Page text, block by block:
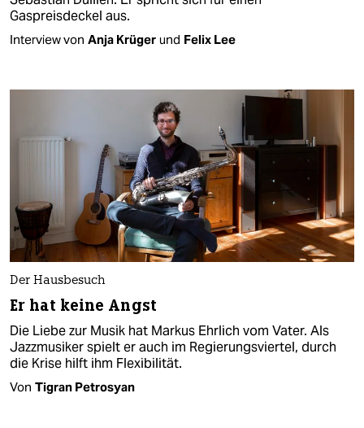
Gaspreisdeckel aus.
Interview von Anja Krüger und Felix Lee
Der Hausbesuch
Er hat keine Angst
Die Liebe zur Musik hat Markus Ehrlich vom Vater. Als
Jazzmusiker spielt er auch im Regierungsviertel, durch
die Krise hilft ihm Flexibilität.
Von Tigran Petrosyan